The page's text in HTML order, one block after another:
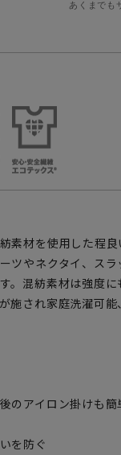
あくまでも
素材を使用した程
ツやネクタイ、ス
。混紡素材は強度
施され家庭洗濯可
のアイロン掛けも簡
を防ぐ